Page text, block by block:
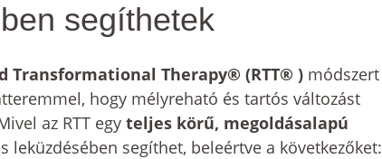
segíthetek
Transformational Therapy® (RTT® ) módszert
hogy mélyreható és tartós változást
az RTT egy teljes körű, megoldásalapú
leküzdésében segíthet, beleértve a következőket: